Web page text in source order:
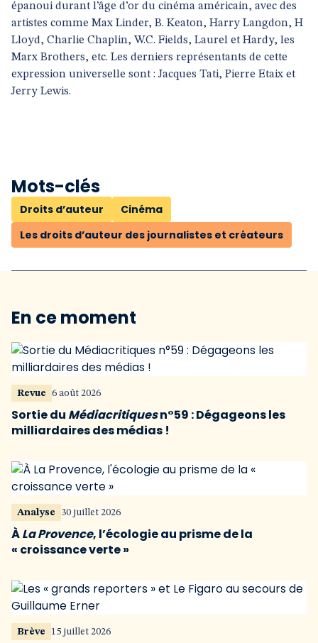
épanoui durant l’âge d’or du cinéma américain, avec des
artistes comme Max Linder, B. Keaton, Harry Langdon, H
Lloyd, Charlie Chaplin, W.C. Fields, Laurel et Hardy, les
Marx Brothers, etc. Les derniers représentants de cette
expression universelle sont : Jacques Tati, Pierre Etaix et
Jerry Lewis.
Mots-clés
Droits d’auteur
Cinéma
Les droits d’auteur des journalistes et créateurs
En ce moment
Revue 6 août 2026
Sortie du Médiacritiquesn°59 : Dégageons les
milliardaires des médias !
Analyse 30 juillet 2026
ÀLa Provence, l’écologie au prisme de la
« croissance verte »
Brève 15 juillet 2026